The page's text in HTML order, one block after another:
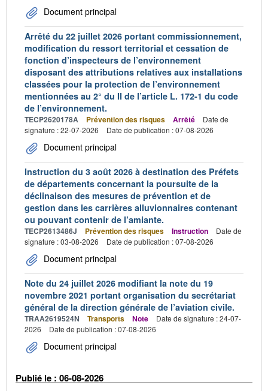
Document principal
Arrêté du 22 juillet 2026 portant commissionnement,
modification du ressort territorial et cessation de
fonction d’inspecteurs de l’environnement
disposant des attributions relatives aux installations
classées pour la protection de l’environnement
mentionnées au 2° du II de l’article L. 172-1 du code
de l’environnement.
TECP2620178A Prévention des risques Arrêté
Date de
signature : 22-07-2026
Date de publication : 07-08-2026
Document principal
Instruction du 3 août 2026 à destination des Préfets
de départements concernant la poursuite de la
déclinaison des mesures de prévention et de
gestion dans les carrières alluvionnaires contenant
ou pouvant contenir de l’amiante.
TECP2613486J Prévention des risques Instruction
Date de
signature : 03-08-2026
Date de publication : 07-08-2026
Document principal
Note du 24 juillet 2026 modifiant la note du 19
novembre 2021 portant organisation du secrétariat
général de la direction générale de l’aviation civile.
TRAA2619524N Transports Note
Date de signature : 24-07-
2026
Date de publication : 07-08-2026
Document principal
Publié le : 06-08-2026